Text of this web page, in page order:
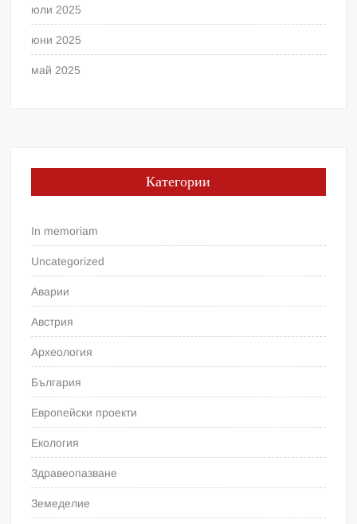
юли 2025
юни 2025
май 2025
Категории
In memoriam
Uncategorized
Аварии
Австрия
Археология
България
Европейски проекти
Екология
Здравеопазване
Земеделие